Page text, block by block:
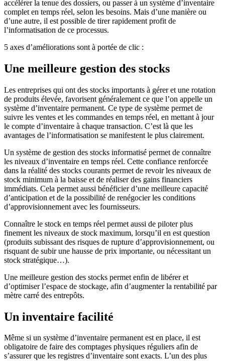
accélérer la tenue des dossiers, ou passer à un système d’inventaire
complet en temps réel, selon les besoins. Mais d’une manière ou
d’une autre, il est possible de tirer rapidement profit de
l’informatisation de ce processus.
5 axes d’améliorations sont à portée de clic :
Une meilleure gestion des stocks
Les entreprises qui ont des stocks importants à gérer et une rotation
de produits élevée, favorisent généralement ce que l’on appelle un
système d’inventaire permanent. Ce type de système permet de
suivre les ventes et les commandes en temps réel, en mettant à jour
le compte d’inventaire à chaque transaction. C’est là que les
avantages de l’informatisation se manifestent le plus clairement.
Un système de gestion des stocks informatisé permet de connaître
les niveaux d’inventaire en temps réel. Cette confiance renforcée
dans la réalité des stocks courants permet de revoir les niveaux de
stock minimum à la baisse et de réaliser des gains financiers
immédiats. Cela permet aussi bénéficier d’une meilleure capacité
d’anticipation et de la possibilité de renégocier les conditions
d’approvisionnement avec les fournisseurs.
Connaître le stock en temps réel permet aussi de piloter plus
finement les niveaux de stock maximum, lorsqu’il en est question
(produits subissant des risques de rupture d’approvisionnement, ou
risquant de subir une hausse de prix importante, ou nécessitant un
stock stratégique…).
Une meilleure gestion des stocks permet enfin de libérer et
d’optimiser l’espace de stockage, afin d’augmenter la rentabilité par
mètre carré des entrepôts.
Un inventaire facilité
Même si un système d’inventaire permanent est en place, il est
obligatoire de faire des comptages physiques réguliers afin de
s’assurer que les registres d’inventaire sont exacts. L’un des plus